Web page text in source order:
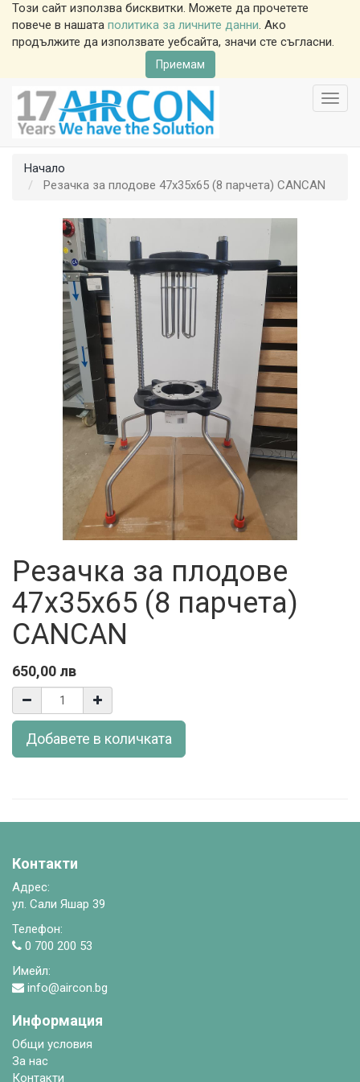
Този сайт използва бисквитки. Можете да прочетете
повече в нашата политика за личните данни. Ако
продължите да използвате уебсайта, значи сте съгласни.
Приемам
Начало
Резачка за плодове 47x35x65 (8 парчета) CANCAN
Резачка за плодове
47x35x65 (8 парчета)
CANCAN
650,00 лв
Добавете в количката
Контакти
Адрес:
ул. Сали Яшар 39
Телефон:
0 700 200 53
Имейл:
info@aircon.bg
Информация
Общи условия
За нас
Контакти